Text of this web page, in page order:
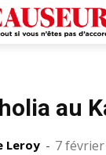
au
Leroy - 7